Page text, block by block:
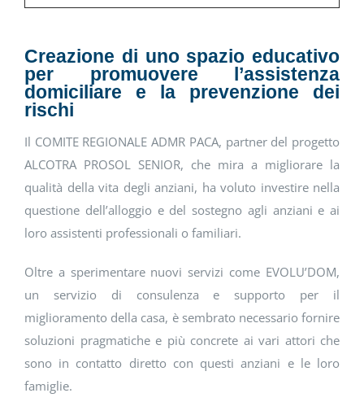
Creazione di uno spazio educativo
per promuovere l’assistenza
domiciliare e la prevenzione dei
rischi
Il COMITE REGIONALE ADMR PACA, partner del progetto
ALCOTRA PROSOL SENIOR, che mira a migliorare la
qualità della vita degli anziani, ha voluto investire nella
questione dell’alloggio e del sostegno agli anziani e ai
loro assistenti professionali o familiari.
Oltre a sperimentare nuovi servizi come EVOLU’DOM,
un servizio di consulenza e supporto per il
miglioramento della casa, è sembrato necessario fornire
soluzioni pragmatiche e più concrete ai vari attori che
sono in contatto diretto con questi anziani e le loro
famiglie.